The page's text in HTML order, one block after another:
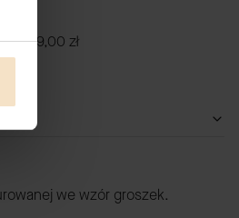
99,00 zł
we wzór groszek.